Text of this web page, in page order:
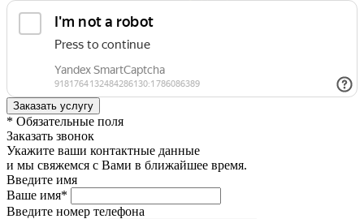
* Обязательные поля
Заказать звонок
Укажите ваши контактные данные
и мы свяжемся с Вами в ближайшее время.
Введите имя
Ваше имя*
Введите номер телефона